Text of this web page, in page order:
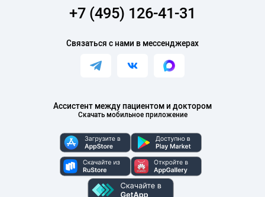
Ассистент между пациентом и доктором
Скачать мобильное приложение
+7 (495) 126-41-31
Связаться с нами в мессенджерах